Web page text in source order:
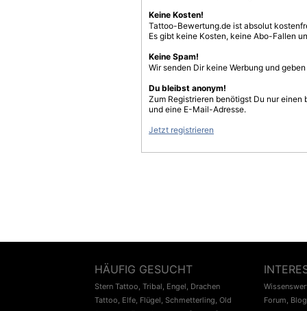
Keine Kosten!
Tattoo-Bewertung.de ist absolut
Es gibt keine Kosten, keine Abo-Fallen
Keine Spam!
Wir senden Dir keine Werbung und
Du bleibst anonym!
Zum Registrieren benötigst Du nur einen
und eine E-Mail-Adresse.
Jetzt registrieren
HÄUFIG GESUCHT
Stern Tattoo, Tribal, Engel, Drachen
Tattoo, Elfe, Flügel, Schmetterling, Old
Forum, Blog